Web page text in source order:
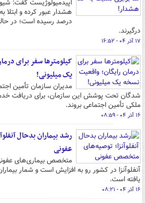
اپیدمیولوژیست گفت:
درصد رسیده است؛ در
درگیرند.
۱۷ آذر ۰۴ - ۱۶:۵۲
کیلومترها سفر برای
یک میلیونی!
مدیران سازمان تأمین
شدگان تحت پوشش این سازمان، برای دریافت
ملکی تأمین اجتماعی بروند.
۱۶ آذر ۰۴ - ۰۸:۵۹
رشد بیماران بدحال
عفونی
متخصص بیماری‌های
آنفلوآنزا در کشور رو به افزایش است و شمار
یافته است.
۱۶ آذر ۰۴ - ۰۸:۲۱